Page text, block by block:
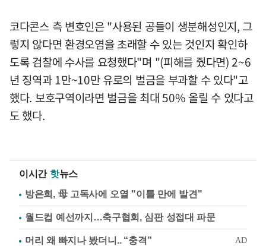
코다콘스 측 변호인은 "사용된 공들이 생분해성인지, 그
렇지 않다면 환경오염을 초래할 수 있는 것인지 확인하
도록 검찰에 수사를 요청했다"며 "(피해를 줬다면) 2~6
년 징역과 1만~10만 유로의 벌금을 부과할 수 있다"고
했다. 보호구역이라면 벌금을 최대 50% 올릴 수 있다고
도 했다.
이시간 핫뉴스
방은희, 母 고독사에 오열 "이틀 만에 발견"
월드컵 예선까지…축구협회, 심판 성접대 파문